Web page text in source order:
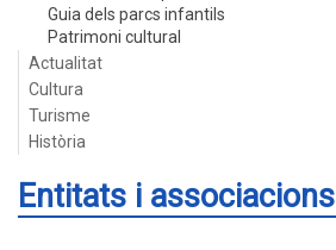
Guia dels parcs infantils
Patrimoni cultural
Actualitat
Cultura
Turisme
Història
Entitats i associacions